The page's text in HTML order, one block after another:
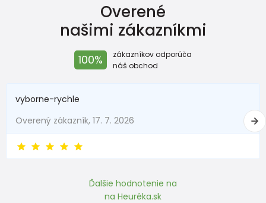
Overené
našimi zákazníkmi
100%
zákazníkov odporúča
náš obchod
vyborne-rychle
Overený zákazník, 17. 7. 2026
Ďalšie hodnotenie na
na Heuréka.sk